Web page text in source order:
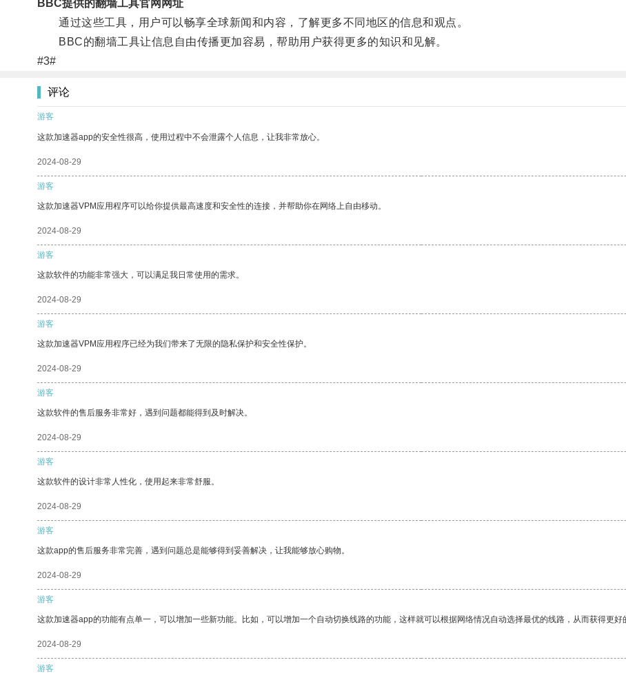
BBC提供的翻墙工具官网网址
通过这些工具，用户可以畅享全球新闻和内容，了解更多不同地区的信息和观点。
BBC的翻墙工具让信息自由传播更加容易，帮助用户获得更多的知识和见解。
#3#
评论
游客
这款加速器app的安全性很高，使用过程中不会泄露个人信息，让我非常放心。
2024-08-29
游客
这款加速器VPM应用程序可以给你提供最高速度和安全性的连接，并帮助你在网络上自由移动。
2024-08-29
游客
这款软件的功能非常强大，可以满足我日常使用的需求。
2024-08-29
游客
这款加速器VPM应用程序已经为我们带来了无限的隐私保护和安全性保护。
2024-08-29
游客
这款软件的售后服务非常好，遇到问题都能得到及时解决。
2024-08-29
游客
这款软件的设计非常人性化，使用起来非常舒服。
2024-08-29
游客
这款app的售后服务非常完善，遇到问题总是能够得到妥善解决，让我能够放心购物。
2024-08-29
游客
这款加速器app的功能有点单一，可以增加一些新功能。比如，可以增加一个自动切换线路的功能，这样就可以根据网络情况自动选择最优的线路，从而获得更好
2024-08-29
游客